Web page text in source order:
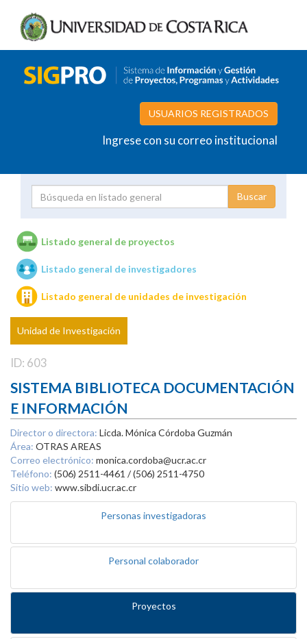
USUARIOS REGISTRADOS
Ingrese con su correo institucional
Unidades de investigación
Listado general de proyectos
Listado general de investigadores
Listado general de unidades de investigación
Unidad de Investigación
ID: 603
SISTEMA BIBLIOTECA DOCUMENTACIÓN
E INFORMACIÓN
Director o directora: Licda. Mónica Córdoba Guzmán
Área: OTRAS AREAS
Correo electrónico: monica.cordoba@ucr.ac.cr
Teléfono: (506) 2511-4461 / (506) 2511-4750
Sitio web: www.sibdi.ucr.ac.cr
Personas investigadoras
Personal colaborador
Proyectos